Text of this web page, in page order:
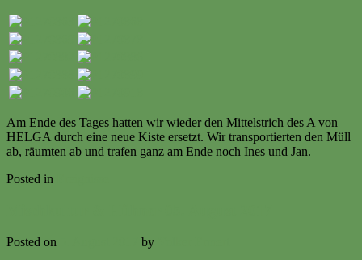
Am Ende des Tages hatten wir wieder den Mittelstrich des A von
HELGA durch eine neue Kiste ersetzt. Wir transportierten den Müll
ab, räumten ab und trafen ganz am Ende noch Ines und Jan.
Posted in
Posted on by